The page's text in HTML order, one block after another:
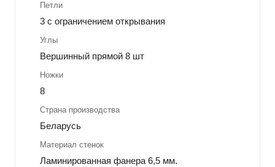
Петли
3 с ограничением открывания
Углы
Вершинный прямой 8 шт
Ножки
8
Страна производства
Беларусь
Материал стенок
Ламинированная фанера 6,5 мм.